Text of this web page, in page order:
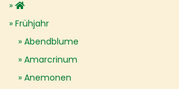
Frühjahr
Abendblume
Amarcrinum
Anemonen